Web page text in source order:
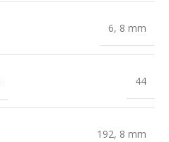
6, 8 mm
44
192, 8 mm